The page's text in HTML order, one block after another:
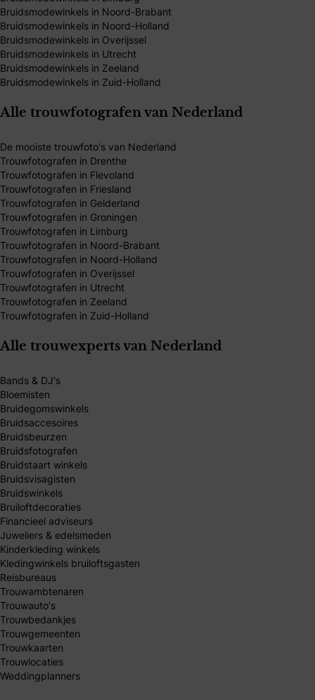
Bruidsmodewinkels in Noord-Brabant
Bruidsmodewinkels in Noord-Holland
Bruidsmodewinkels in Overijssel
Bruidsmodewinkels in Utrecht
Bruidsmodewinkels in Zeeland
Bruidsmodewinkels in Zuid-Holland
Alle trouwfotografen van Nederland
De mooiste trouwfoto's van Nederland
Trouwfotografen in Drenthe
Trouwfotografen in Flevoland
Trouwfotografen in Friesland
Trouwfotografen in Gelderland
Trouwfotografen in Groningen
Trouwfotografen in Limburg
Trouwfotografen in Noord-Brabant
Trouwfotografen in Noord-Holland
Trouwfotografen in Overijssel
Trouwfotografen in Utrecht
Trouwfotografen in Zeeland
Trouwfotografen in Zuid-Holland
Alle trouwexperts van Nederland
Bands & DJ's
Bloemisten
Bruidegomswinkels
Bruidsaccesoires
Bruidsbeurzen
Bruidsfotografen
Bruidstaart winkels
Bruidsvisagisten
Bruidswinkels
Bruiloftdecoraties
Financieel adviseurs
Juweliers & edelsmeden
Kinderkleding winkels
Kledingwinkels bruiloftsgasten
Reisbureaus
Trouwambtenaren
Trouwauto's
Trouwbedankjes
Trouwgemeenten
Trouwkaarten
Trouwlocaties
Weddingplanners